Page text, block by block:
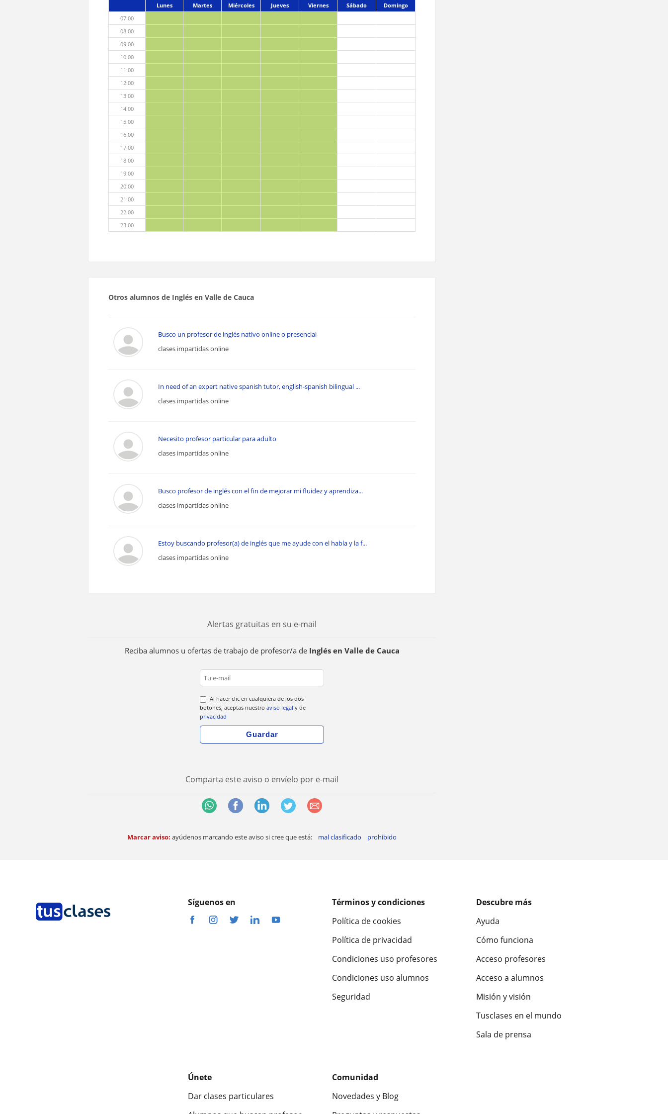
Lunes Martes Miércoles Jueves Viernes Sábado
Domingo
07:00
08:00
09:00
10:00
11:00
12:00
13:00
14:00
15:00
16:00
17:00
18:00
19:00
20:00
21:00
22:00
23:00
Otros alumnos de Inglés en Valle de Cauca
Busco un profesor de inglés nativo online o presencial
clases impartidas online
In need of an expert native spanish tutor, english-spanish bilingual ...
clases impartidas online
Necesito profesor particular para adulto
clases impartidas online
Busco profesor de inglés con el fin de mejorar mi fluidez y aprendiza...
clases impartidas online
Estoy buscando profesor(a) de inglés que me ayude con el habla y la f...
clases impartidas online
Alertas gratuitas en su e-mail
Reciba alumnos u ofertas de trabajo de profesor/a de Inglés en Valle de Cauca
Al hacer clic en cualquiera de los dos
botones, aceptas nuestro aviso legal y de
privacidad
Comparta este aviso o envíelo por e-mail
Marcar aviso: ayúdenos marcando este aviso si cree que está: mal clasificado prohibido
Síguenos en
Términos y condiciones
Política de cookies
Política de privacidad
Condiciones uso profesores
Condiciones uso alumnos
Seguridad
Descubre más
Ayuda
Cómo funciona
Acceso profesores
Acceso a alumnos
Misión y visión
Tusclases en el mundo
Sala de prensa
Únete
Dar clases particulares
Comunidad
Novedades y Blog